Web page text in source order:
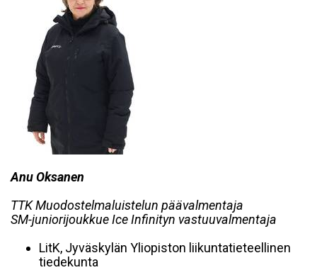
Anu Oksanen
TTK Muodostelmaluistelun päävalmentaja
SM-juniorijoukkue Ice Infinityn vastuuvalmentaja
LitK, Jyväskylän Yliopiston liikuntatieteellinen
tiedekunta